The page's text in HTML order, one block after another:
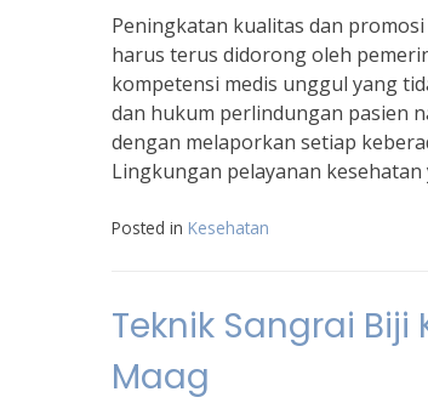
Peningkatan kualitas dan
harus terus didorong oleh
kompetensi medis unggul yang
dan hukum perlindungan pasien
dengan melaporkan setiap
Lingkungan pelayanan
Posted in Kesehatan
Teknik Sangrai
Maag